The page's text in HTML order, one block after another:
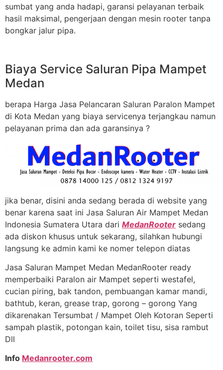
sumbat yang anda hadapi, garansi pelayanan terbaik
hasil maksimal, pengerjaan dengan mesin rooter tanpa
bongkar jalur pipa.
Biaya Service Saluran Pipa Mampet
Medan
berapa Harga Jasa Pelancaran Saluran Paralon Mampet
di Kota Medan yang biaya servicenya terjangkau namun
pelayanan prima dan ada garansinya ?
jika benar, disini anda sedang berada di website yang
benar karena saat ini Jasa Saluran Air Mampet Medan
Indonesia Sumatera Utara dari MedanRooter sedang
ada diskon khusus untuk sekarang, silahkan hubungi
langsung ke admin kami ke nomer telepon diatas
Jasa Saluran Mampet Medan MedanRooter ready
memperbaiki Paralon air Mampet seperti westafel,
cucian piring, bak tandon, pembuangan kamar mandi,
bathtub, keran, grease trap, gorong – gorong Yang
dikarenakan Tersumbat / Mampet Oleh Kotoran Seperti
sampah plastik, potongan kain, toilet tisu, sisa rambut
Dll
Info Medanrooter.com